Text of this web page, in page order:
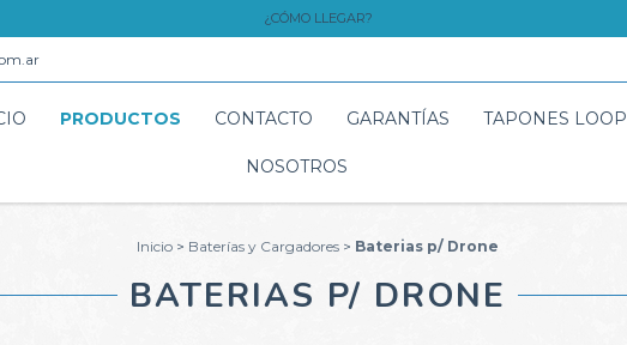
¿CÓMO LLEGAR?
PRODUCTOS CONTACTO GARANTÍAS TAPONES LOOP
NOSOTROS
Inicio > Baterías y Cargadores > Baterias p/ Drone
BATERIAS P/ DRONE